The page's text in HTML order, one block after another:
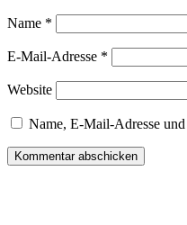
Name *
E-Mail-Adresse *
Website
Name, E-Mail-Adresse